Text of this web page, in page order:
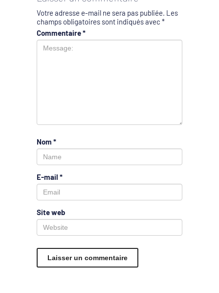
Votre adresse e-mail ne sera pas publiée. Les
champs obligatoires sont indiqués avec *
Commentaire*
Nom *
E-mail *
Site web